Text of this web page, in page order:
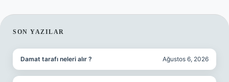
SIDEBAR
SON YAZILAR
Damat tarafı neleri alır ? Ağustos 6, 2026